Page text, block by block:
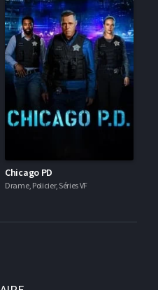
Chicago PD
Drame, Policier, Séries VF